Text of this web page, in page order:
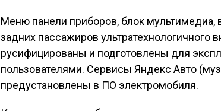
Меню панели приборов, блок мультимедиа,
задних пассажиров ультратехнологичного
русифицированы и подготовлены для
пользователями. Сервисы Яндекс Авто
предустановлены в ПО электромобиля.